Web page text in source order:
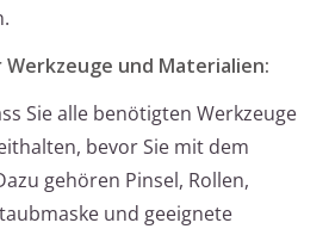
und Materialien:
Sie alle benötigten Werkzeuge
bevor Sie mit dem
gehören Pinsel, Rollen,
und geeignete